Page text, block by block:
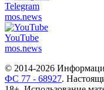
Telegram
mos.news
YouTube
mos.news
© 2014-2026
ФС 77 - 68927.